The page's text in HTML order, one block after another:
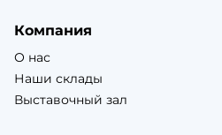
Компания
О нас
Наши склады
Выставочный зал